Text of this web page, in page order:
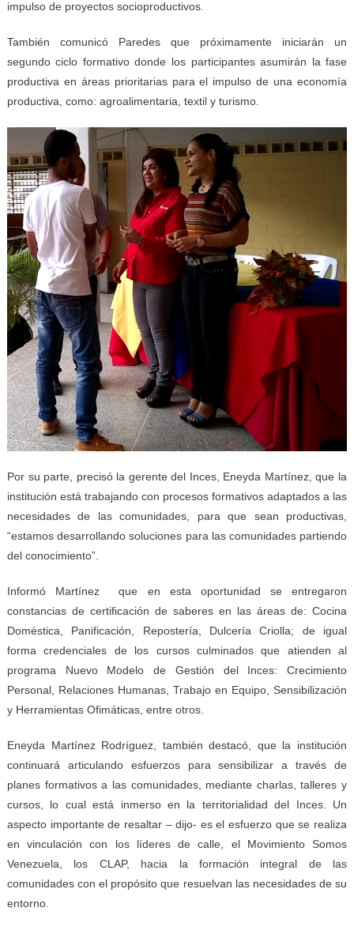
impulso de proyectos socioproductivos.
También comunicó Paredes que próximamente iniciarán un
segundo ciclo formativo donde los participantes asumirán la fase
productiva en áreas prioritarias para el impulso de una economía
productiva, como: agroalimentaria, textil y turismo.
Por su parte, precisó la gerente del Inces, Eneyda Martínez, que la
institución está trabajando con procesos formativos adaptados a las
necesidades de las comunidades, para que sean productivas,
“estamos desarrollando soluciones para las comunidades partiendo
del conocimiento”.
Informó Martínez que en esta oportunidad se entregaron
constancias de certificación de saberes en las áreas de: Cocina
Doméstica, Panificación, Repostería, Dulcería Criolla; de igual
forma credenciales de los cursos culminados que atienden al
programa Nuevo Modelo de Gestión del Inces: Crecimiento
Personal, Relaciones Humanas, Trabajo en Equipo, Sensibilización
y Herramientas Ofimáticas, entre otros.
Eneyda Martínez Rodríguez, también destacó, que la institución
continuará articulando esfuerzos para sensibilizar a través de
planes formativos a las comunidades, mediante charlas, talleres y
cursos, lo cual está inmerso en la territorialidad del Inces. Un
aspecto importante de resaltar – dijo- es el esfuerzo que se realiza
en vinculación con los líderes de calle, el Movimiento Somos
Venezuela, los CLAP, hacia la formación integral de las
comunidades con el propósito que resuelvan las necesidades de su
entorno.